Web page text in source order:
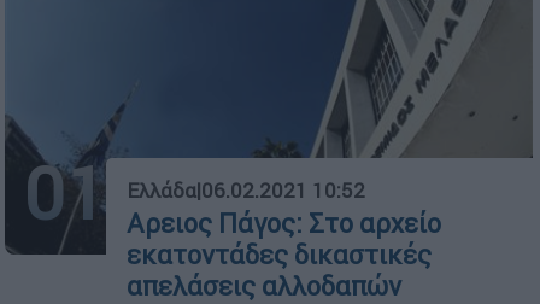
01 Ελλάδα|06.02.2021 10:52
Αρειος Πάγος: Στο αρχείο
εκατοντάδες δικαστικές
απελάσεις αλλοδαπών